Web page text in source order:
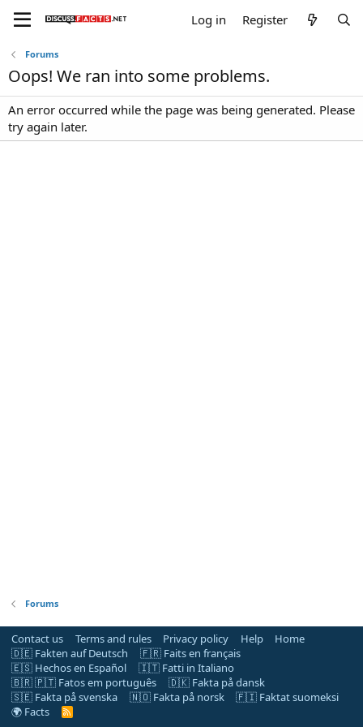
Log in Register
Forums
Oops! We ran into some problems.
An error occurred while the page was being generated. Please
try again later.
Forums
Contact us Terms and rules Privacy policy Help
Home
🇩🇪 Fakten auf Deutsch
🇫🇷 Faits en français
🇪🇸 Hechos en Español
🇮🇹 Fatti in Italiano
🇧🇷 🇵🇹 Fatos em português
🇩🇰 Fakta på dansk
🇸🇪 Fakta på svenska
🇳🇴 Fakta på norsk
🇫🇮 Faktat suomeksi
🌍 Facts
R